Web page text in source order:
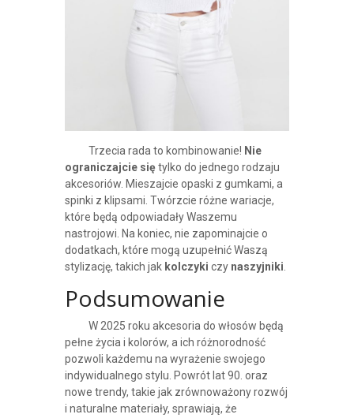
Trzecia rada to kombinowanie! Nie
ograniczajcie siętylko do jednego rodzaju
akcesoriów. Mieszajcie opaski z gumkami, a
spinki z klipsami. Twórzcie różne wariacje,
które będą odpowiadały Waszemu
nastrojowi. Na koniec, nie zapominajcie o
dodatkach, które mogą uzupełnić Waszą
stylizację, takich jak kolczyki czy naszyjniki.
Podsumowanie
W 2025 roku akcesoria do włosów będą
pełne życia i kolorów, a ich różnorodność
pozwoli każdemu na wyrażenie swojego
indywidualnego stylu. Powrót lat 90. oraz
nowe trendy, takie jak zrównoważony rozwój
i naturalne materiały, sprawiają, że